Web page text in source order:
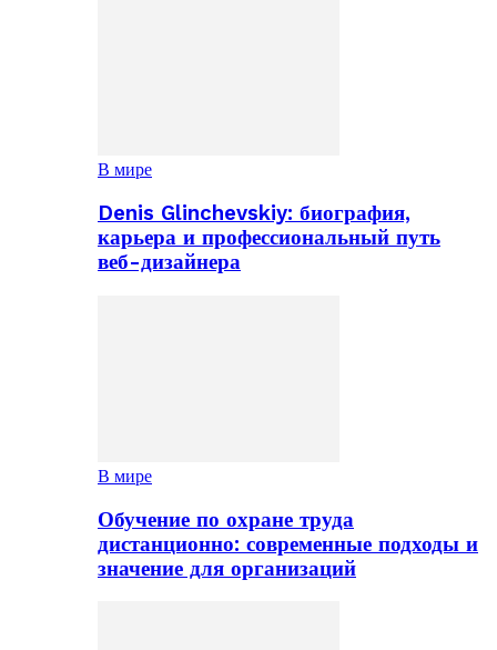
В мире
Denis Glinchevskiy: биография,
карьера и профессиональный путь
веб-дизайнера
В мире
Обучение по охране труда
дистанционно: современные подходы и
значение для организаций